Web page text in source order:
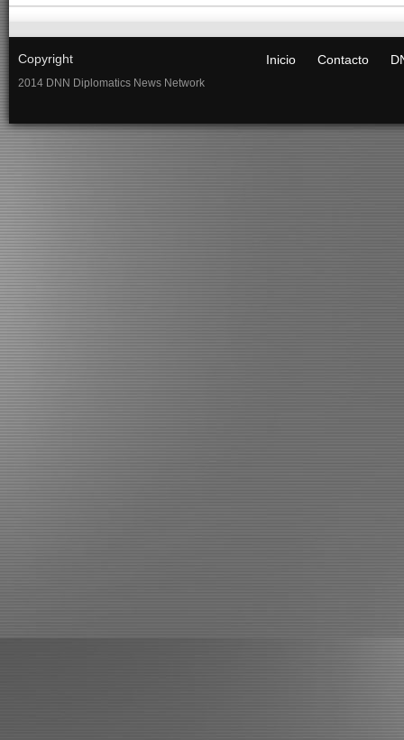
Copyright
2014 DNN Diplomatics News Network
Inicio Contacto